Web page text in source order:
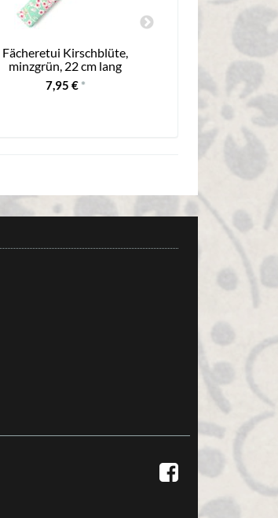
Fächeretui Kirschblüte,
minzgrün, 22 cm lang
7,95 € *
Fächeretui